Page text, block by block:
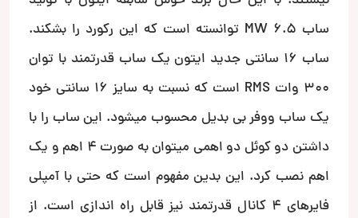
ساب MW 6.5 توانسته است که این رکورد را بشکند.
ساب 16 سانتی جدید ایتون یک ساب قدرتمند با توان
300 وات RMS است که نسبت به سایز 16 سانتی خود
یک ساب ووفر بی بدیل محسوب میشود. این ساب را با
داشتن دو کوئل دو اهمی میتوان به صورت 4 اهم و یک
اهم نصب کرد. این بدین مفهوم است که حتی با آمپلی
فایرهای 4 کانال قدرتمند نیز قابل راه اندازی است. از